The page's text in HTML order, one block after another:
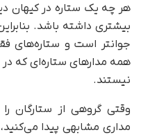
هر چه یک ستاره در کیهان
بیشتری داشته باشد.
جوانتر است و ستاره‌های
همه مدارهای ستاره‌ای که
نیستند.
وقتی گروهی از ستارگان
مداری مشابهی پیدا